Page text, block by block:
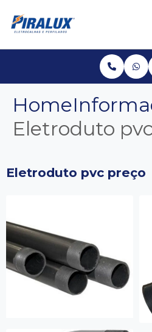
Home
Eletroduto
Eletroduto pvc preço